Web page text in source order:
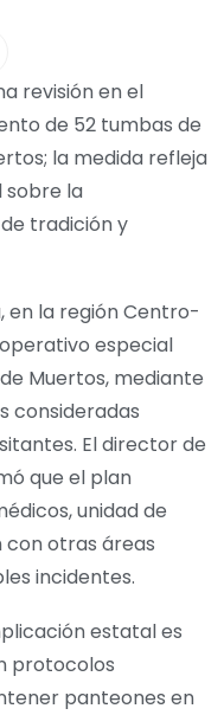
revisión en el
de 52 tumbas de
la medida refleja
sobre la
tradición y
en la región Centro-
especial
Muertos, mediante
consideradas
El director de
que el plan
unidad de
otras áreas
incidentes.
estatal es
protocolos
panteones en